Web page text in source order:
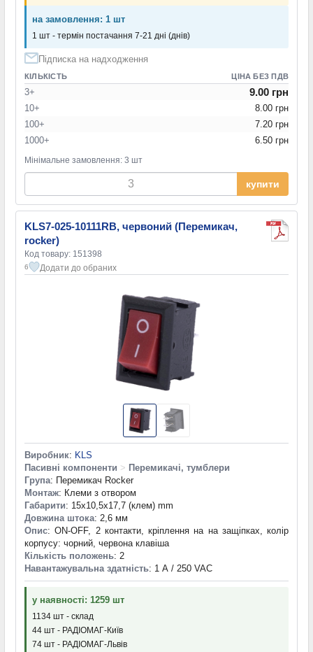
на замовлення: 1 шт
1 шт - термін постачання 7-21 дні (днів)
Підписка на надходження
КІЛЬКІСТЬ ЦІНА БЕЗ ПДВ
3+ 9.00 грн
10+
8.00 грн
100+
7.20 грн
1000+
6.50 грн
Мінімальне замовлення: 3 шт
купити
KLS7-025-10111RB, червоний (Перемикач,
rocker)
Код товару: 151398
6 Додати до обраних
Виробник: KLS
Пасивні компоненти > Перемикачі, тумблери
Група: Перемикач Rocker
Монтаж: Клеми з отвором
Габарити: 15x10,5x17,7 (клем) mm
Довжина штока: 2,6 мм
Опис: ON-OFF, 2 контакти, кріплення на на защіпках, колір
корпусу: чорний, червона клавіша
Кількість положень: 2
Навантажувальна здатність: 1 А / 250 VAC
у наявності: 1259 шт
1134 шт - склад
44 шт - РАДІОМАГ-Київ
74 шт - РАДІОМАГ-Львів